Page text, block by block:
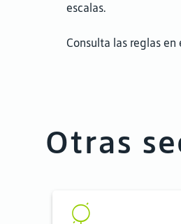
escalas.
Consulta las reglas
Otras